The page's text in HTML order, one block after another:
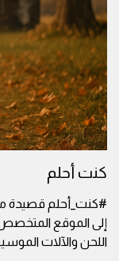
كنت أحلم
#كنت_أحلم قصيدة من
إلى الموقع
اللحن والآلات